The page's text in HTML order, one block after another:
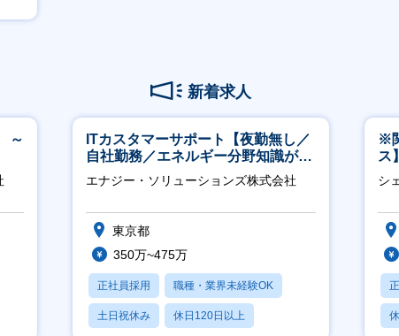
新着求人
～
ITカスタマーサポート【夜勤無し／
自社勤務／エネルギー分野知識が身
につきます】
エナジー・ソリューションズ株式会社
東京都
350万~475万
正社員採用 職種・業界未経験OK
土日祝休み 休日120日以上
※
ス
ー
シ